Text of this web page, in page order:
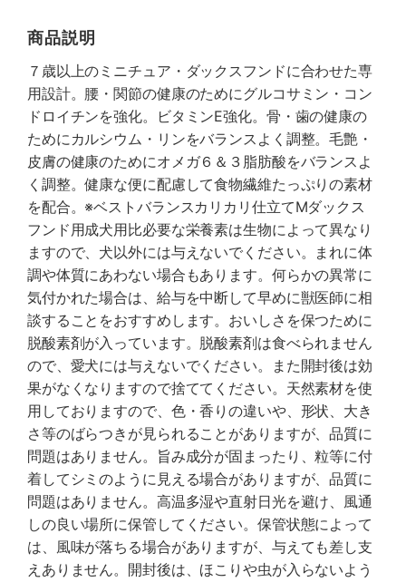
商品説明
７歳以上のミニチュア・ダックスフンドに合わせた専
用設計。腰・関節の健康のためにグルコサミン・コン
ドロイチンを強化。ビタミンE強化。骨・歯の健康の
ためにカルシウム・リンをバランスよく調整。毛艶・
皮膚の健康のためにオメガ６＆３脂肪酸をバランスよ
く調整。健康な便に配慮して食物繊維たっぷりの素材
を配合。※ベストバランスカリカリ仕立てMダックス
フンド用成犬用比必要な栄養素は生物によって異なり
ますので、犬以外には与えないでください。まれに体
調や体質にあわない場合もあります。何らかの異常に
気付かれた場合は、給与を中断して早めに獣医師に相
談することをおすすめします。おいしさを保つために
脱酸素剤が入っています。脱酸素剤は食べられません
ので、愛犬には与えないでください。また開封後は効
果がなくなりますので捨ててください。天然素材を使
用しておりますので、色・香りの違いや、形状、大き
さ等のばらつきが見られることがありますが、品質に
問題はありません。旨み成分が固まったり、粒等に付
着してシミのように見える場合がありますが、品質に
問題はありません。高温多湿や直射日光を避け、風通
しの良い場所に保管してください。保管状態によって
は、風味が落ちる場合がありますが、与えても差し支
えありません。開封後は、ほこりや虫が入らないよう